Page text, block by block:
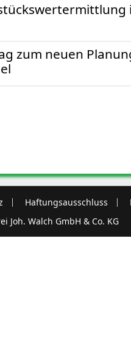
zum neuen
Haftungsausschluss
Joh. Walch GmbH & Co. KG